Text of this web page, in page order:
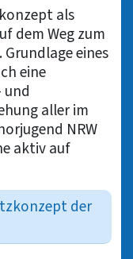
als
dem Weg zum
eines
eine
und
aller im
NRW
aktiv auf
der